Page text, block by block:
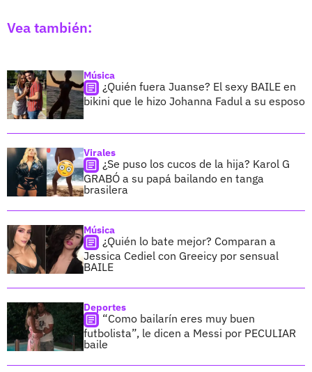
Vea también:
Música
¿Quién fuera Juanse? El sexy BAILE en
bikini que le hizo Johanna Fadul a su esposo
Virales
¿Se puso los cucos de la hija? Karol G
GRABÓ a su papá bailando en tanga
brasilera
Música
¿Quién lo bate mejor? Comparan a
Jessica Cediel con Greeicy por sensual
BAILE
Deportes
“Como bailarín eres muy buen
futbolista”, le dicen a Messi por PECULIAR
baile